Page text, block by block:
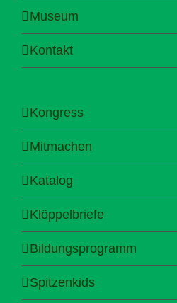
Museum
Kontakt
Kongress
Mitmachen
Katalog
Klöppelbriefe
Bildungsprogramm
Spitzenkids